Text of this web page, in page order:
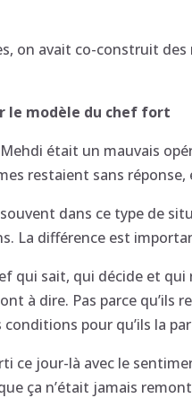
on avait co-construit
le modèle du chef fort
Mehdi était un mauvais
restaient sans
souvent dans ce type de
La différence est
qui sait, qui décide et
à dire. Pas parce qu’ils
conditions pour qu’ils la
ce jour-là avec le
ça n’était jamais